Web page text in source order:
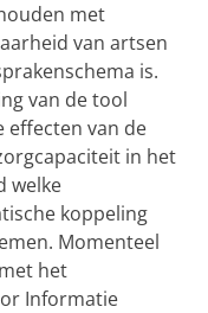
met
van artsen
is.
van de tool
effecten van de
in het
welke
koppeling
Momenteel
het
Informatie